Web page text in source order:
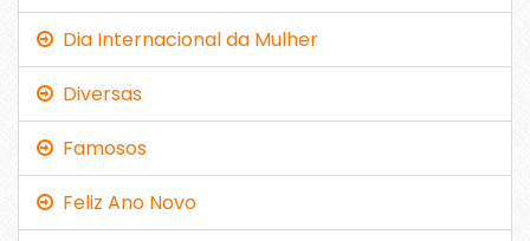
Dia Internacional da Mulher
Diversas
Famosos
Feliz Ano Novo